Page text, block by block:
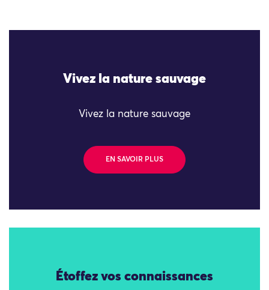
Vivez la nature sauvage
Vivez la nature sauvage
EN SAVOIR PLUS
Étoffez vos connaissances